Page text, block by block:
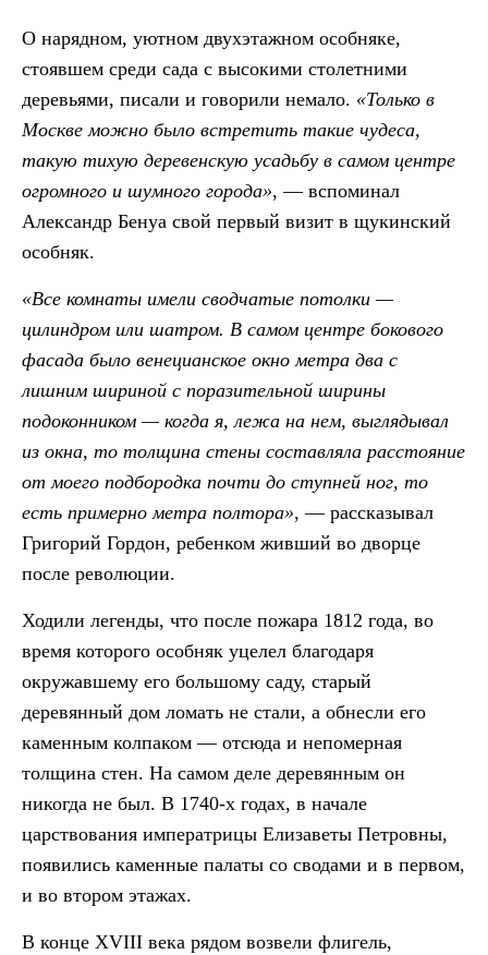
О нарядном, уютном двухэтажном особняке,
стоявшем среди сада с высокими столетними
деревьями, писали и говорили немало. «Только в
Москве можно было встретить такие чудеса,
такую тихую деревенскую усадьбу в самом центре
огромного и шумного города», — вспоминал
Александр Бенуа свой первый визит в щукинский
особняк.
«Все комнаты имели сводчатые потолки —
цилиндром или шатром. В самом центре бокового
фасада было венецианское окно метра два с
лишним шириной с поразительной ширины
подоконником — когда я, лежа на нем, выглядывал
из окна, то толщина стены составляла расстояние
от моего подбородка почти до ступней ног, то
есть примерно метра полтора», — рассказывал
Григорий Гордон, ребенком живший во дворце
после революции.
Ходили легенды, что после пожара 1812 года, во
время которого особняк уцелел благодаря
окружавшему его большому саду, старый
деревянный дом ломать не стали, а обнесли его
каменным колпаком — отсюда и непомерная
толщина стен. На самом деле деревянным он
никогда не был. В 1740-х годах, в начале
царствования императрицы Елизаветы Петровны,
появились каменные палаты со сводами и в первом,
и во втором этажах.
В конце XVIII века рядом возвели флигель,